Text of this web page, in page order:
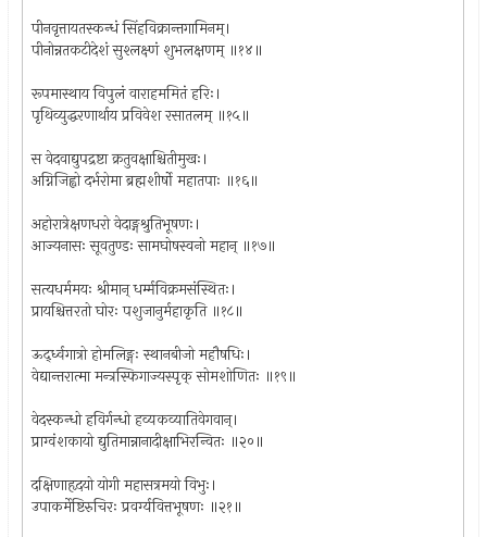
पीनवृत्तायतस्कन्धं सिंहविक्रान्तगामिनम्।
पीनोन्नतकटीदेशं सुश्लक्ष्णं शुभलक्षणम् ॥१४॥
रूपमास्थाय विपुलं वाराहममितं हरिः।
पृथिव्युद्धरणार्थाय प्रविवेश रसातलम् ॥१५॥
स वेदवाद्युपद्रष्टा क्रतुवक्षाश्चितीमुखः।
अग्निजिह्वो दर्भरोमा ब्रह्मशीर्षो महातपाः ॥१६॥
अहोरात्रेक्षणधरो वेदाङ्गश्रुतिभूषणः।
आज्यनासः सूवतुण्डः सामघोषस्वनो महान् ॥१७॥
सत्यधर्ममयः श्रीमान् धर्म्मविक्रमसंस्थितः।
प्रायश्चित्तरतो घोरः पशुजानुर्महाकृति ॥१८॥
ऊर्द्ध्वगात्रो होमलिङ्गः स्थानबीजो महौषधिः।
वेद्यान्तरात्मा मन्त्रस्फिगाज्यस्पृक् सोमशोणितः ॥१९॥
वेदस्कन्धो हविर्गन्धो हव्यकव्यातिवेगवान्।
प्राग्वंशकायो द्युतिमान्नानादीक्षाभिरन्वितः ॥२०॥
दक्षिणाहृदयो योगी महासत्रमयो विभुः।
उपाकर्मेष्टिरुचिरः प्रवर्ग्यवित्तभूषणः ॥२१॥